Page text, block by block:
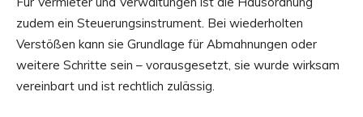
zudem ein Steuerungsinstrument. Bei wiederholten
Verstößen kann sie Grundlage für Abmahnungen oder
weitere Schritte sein – vorausgesetzt, sie wurde wirksam
vereinbart und ist rechtlich zulässig.